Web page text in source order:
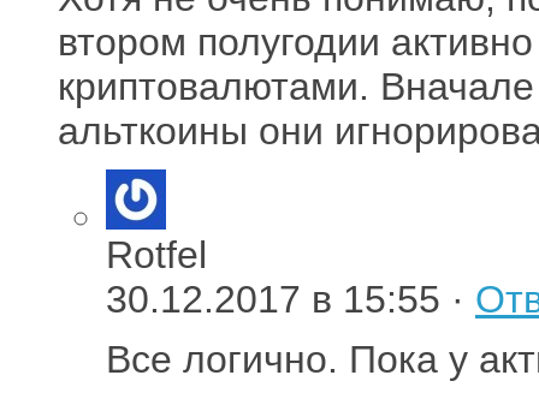
втором полугодии
криптовалютами.
альткоины они
Rotfel
30.12.2017 в 15:55 ·
Все логично. Пока у